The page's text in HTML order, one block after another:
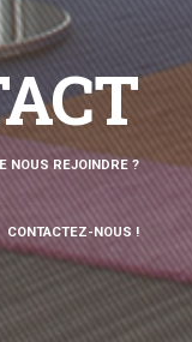
NOUS REJOINDRE ?
CONTACTEZ-NOUS !